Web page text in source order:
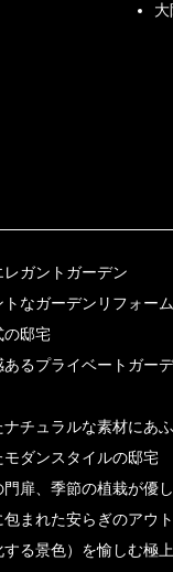
大
ガントガーデン
なガーデンリフォーム
の邸宅
るプライベートガー
チュラルな素材にあ
ダンスタイルの邸宅
扉、季節の植栽が優
まれた安らぎのアウ
る景色）を愉しむ極